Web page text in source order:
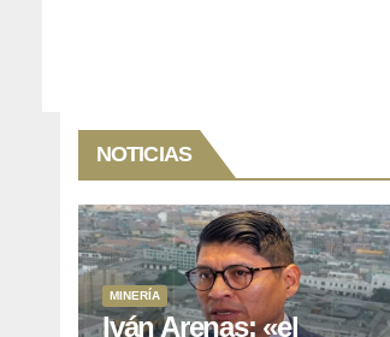
NOTICIAS
MINERÍA
Iván Arenas: «el